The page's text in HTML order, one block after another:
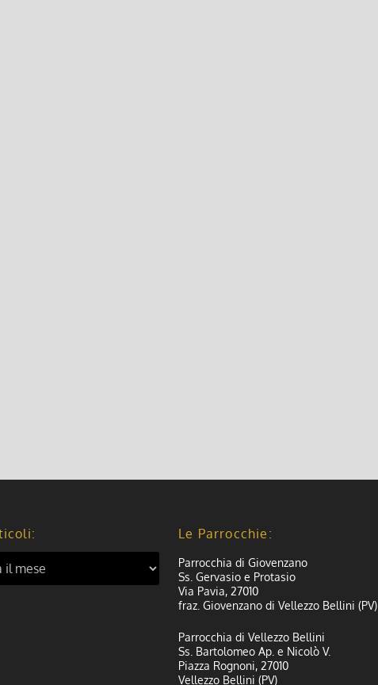
Le Parrocchie:
Parrocchia di Giovenzano
Ss. Gervasio e Protasio
Via Pavia, 27010
fraz. Giovenzano di Vellezzo Bellini (PV)
Parrocchia di Vellezzo Bellini
Ss. Bartolomeo Ap. e Nicolò V.
Piazza Rognoni, 27010
Vellezzo Bellini (PV)